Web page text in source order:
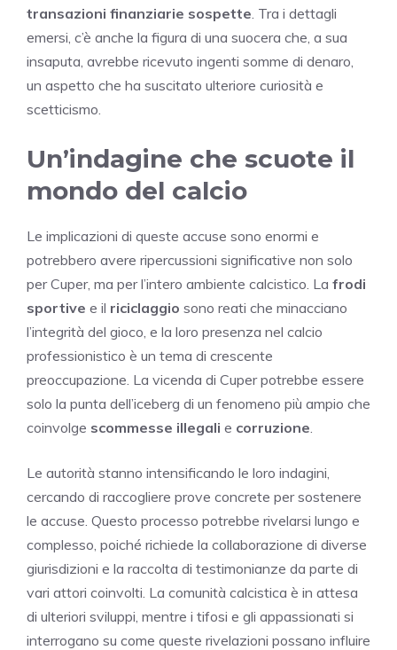
transazioni finanziarie sospette . Tra i dettagli
emersi, c’è anche la figura di una suocera che, a sua
insaputa, avrebbe ricevuto ingenti somme di denaro,
un aspetto che ha suscitato ulteriore curiosità e
scetticismo.
Un’indagine che scuote il
mondo del calcio
Le implicazioni di queste accuse sono enormi e
potrebbero avere ripercussioni significative non solo
per Cuper, ma per l’intero ambiente calcistico. La frodi
sportive e il riciclaggio sono reati che minacciano
l’integrità del gioco, e la loro presenza nel calcio
professionistico è un tema di crescente
preoccupazione. La vicenda di Cuper potrebbe essere
solo la punta dell’iceberg di un fenomeno più ampio che
coinvolge scommesse illegali e corruzione
Le autorità stanno intensificando le loro indagini,
cercando di raccogliere prove concrete per sostenere
le accuse. Questo processo potrebbe rivelarsi lungo e
complesso, poiché richiede la collaborazione di diverse
giurisdizioni e la raccolta di testimonianze da parte di
vari attori coinvolti. La comunità calcistica è in attesa
di ulteriori sviluppi, mentre i tifosi e gli appassionati si
interrogano su come queste rivelazioni possano influire